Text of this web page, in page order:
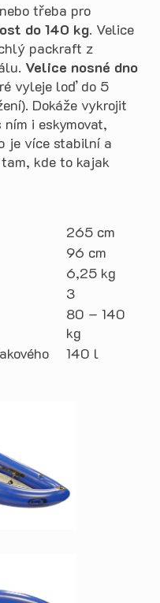
nebo třeba pro
do 140 kg. Velice
packraft z
Velice nosné dno
vyleje loď do 5
Dokáže vykrojit
i eskymovat,
je více stabilní a
kde to kajak
265 cm
96 cm
6,25 kg
3
80 – 140
kg
140 l